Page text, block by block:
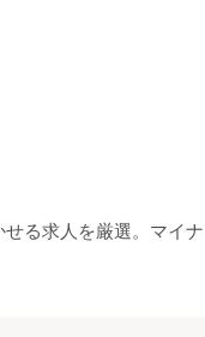
る求人を厳選。マイ